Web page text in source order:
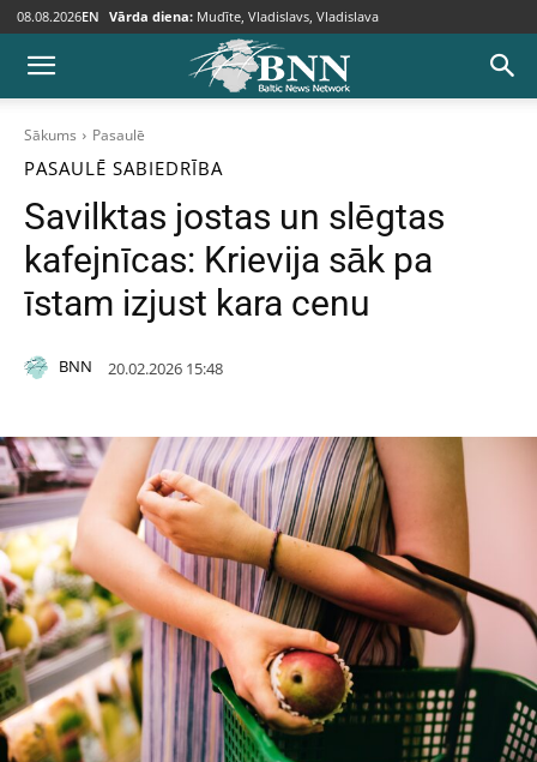
08.08.2026EN Vārda diena: Mudīte, Vladislavs, Vladislava
Sākums Pasaulē
PASAULĒ SABIEDRĪBA
Savilktas jostas un slēgtas
kafejnīcas: Krievija sāk pa
īstam izjust kara cenu
BNN 20.02.2026 15:48